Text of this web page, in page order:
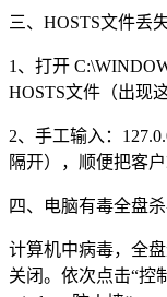
三、HOSTS文件丢
1、打开
HOSTS文件（出现
2、手工输入：
隔开），顺便把客
四、电脑有毒全盘
计算机中病毒，全
关闭。依次点击“控